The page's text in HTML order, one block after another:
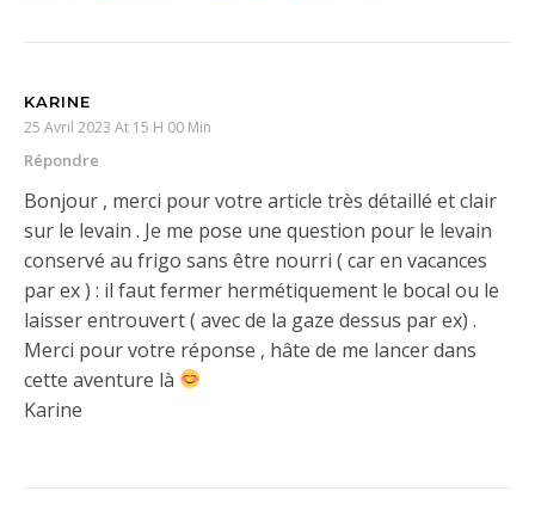
KARINE
25 Avril 2023 At 15 H 00 Min
Répondre
Bonjour , merci pour votre article très détaillé et clair
sur le levain . Je me pose une question pour le levain
conservé au frigo sans être nourri ( car en vacances
par ex ) : il faut fermer hermétiquement le bocal ou le
laisser entrouvert ( avec de la gaze dessus par ex) .
Merci pour votre réponse , hâte de me lancer dans
cette aventure là
Karine